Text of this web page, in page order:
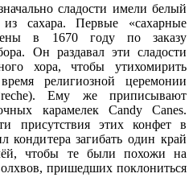
сладости имели белый
сахара. Первые «сахарные
в 1670 году по заказу
Он раздавал эти сладости
хора, чтобы утихомирить
религиозной церемонии
Ему же приписывают
карамелек Candy Canes.
присутствия этих конфет в
кондитера загибать один край
чтобы те были похожи на
пришедших поклониться